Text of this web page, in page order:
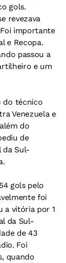
gols.
revezava
importante
e Recopa.
passou a
e um
do técnico
Venezuela e
do
de
da Sul-
gols pelo
foi
a vitória por 1
da Sul-
de 43
Foi
quando